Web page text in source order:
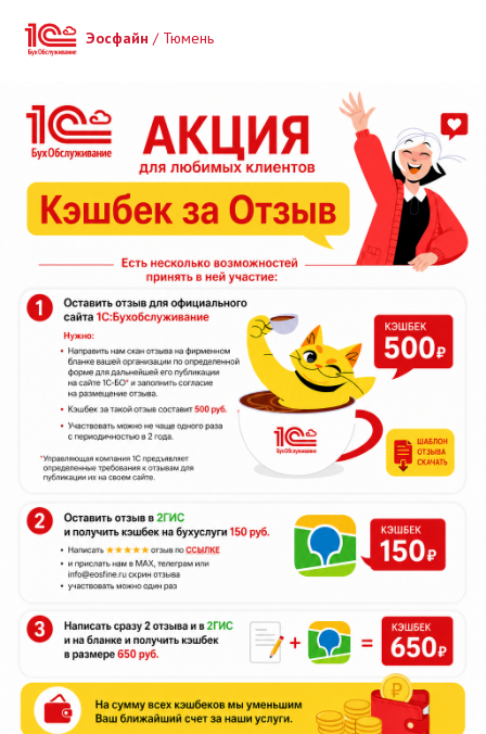
Эосфайн / Тюмень